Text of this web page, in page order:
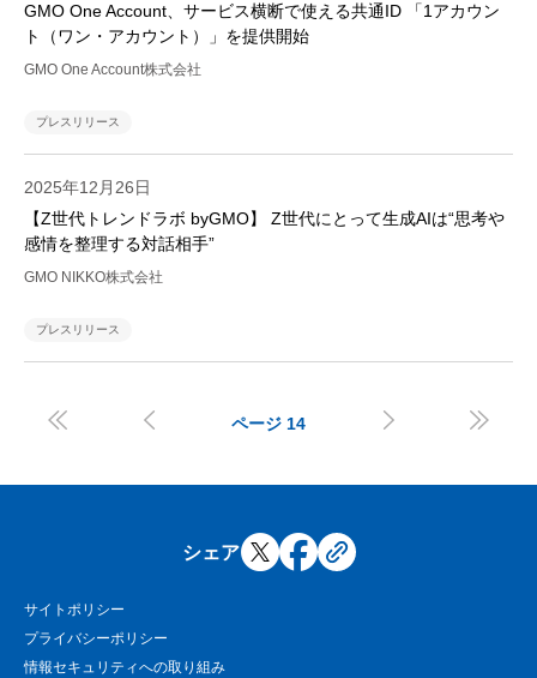
GMO One Account、サービス横断で使える共通ID 「1アカウン
ト（ワン・アカウント）」を提供開始
GMO One Account株式会社
プレスリリース
2025年12月26日
【Z世代トレンドラボ byGMO】 Z世代にとって生成AIは“思考や
感情を整理する対話相手”
GMO NIKKO株式会社
プレスリリース
  ページ 14  
シェア
サイトポリシー
プライバシーポリシー
情報セキュリティへの取り組み